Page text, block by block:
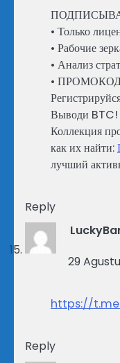
• Только
• Рабочие
• Анализ
•
Выводи BTC!
Коллекция
как их найти:
лучший
Reply
29
https://
Reply